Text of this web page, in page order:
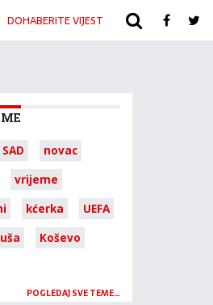
DOHABERITE VIJEST ARHIVA
SAD
novac
vrijeme
kćerka
UEFA
Koševo
POGLEDAJ SVE TEME…